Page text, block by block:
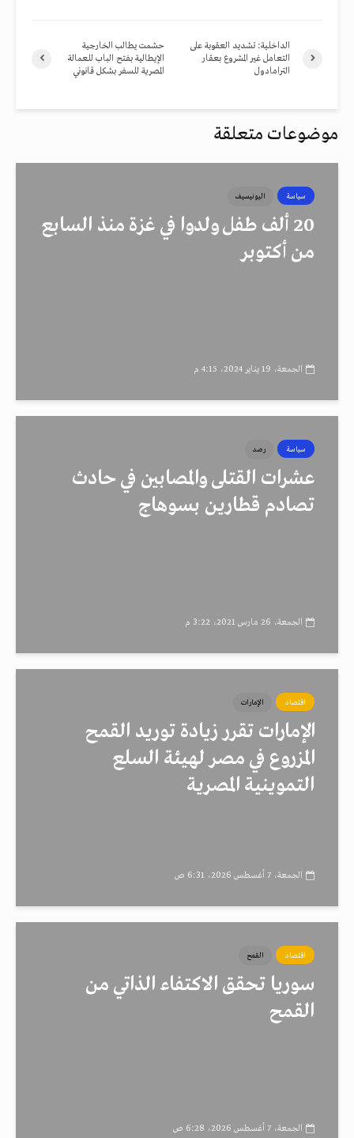
حشمت يطالب الخارجية
الإيطالية بفتح الباب للعمالة
المصرية للسفر بشكل قانوني
الداخلية: تشديد العقوبة على
التعامل غير المشروع بعقار
الترامادول
موضوعات متعلقة
سياسة اليونيسيف
20 ألف طفل ولدوا في غزة منذ السابع
من أكتوبر
الجمعة، 19 يناير 2024، 4:15 م
سياسة رصد
عشرات القتلى والمصابين في حادث
تصادم قطارين بسوهاج
الجمعة، 26 مارس 2021، 3:22 م
اقتصاد الإمارات
الإمارات تقرر زيادة توريد القمح
المزروع في مصر لهيئة السلع
التموينية المصرية
الجمعة، 7 أغسطس 2026، 6:31 ص
اقتصاد القمح
سوريا تحقق الاكتفاء الذاتي من
القمح
الجمعة، 7 أغسطس 2026، 6:28 ص